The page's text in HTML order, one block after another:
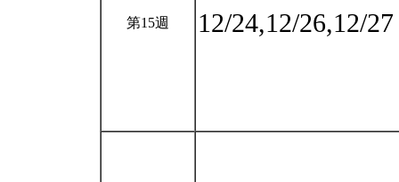
第15週 12/24,12/26,12/